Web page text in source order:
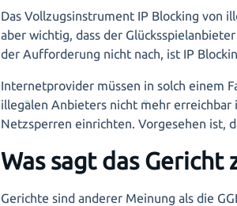
Das Vollzugsinstrument IP Blocking von
aber wichtig, dass der
der Aufforderung nicht nach, ist IP
Internetprovider müssen in solch einem
illegalen Anbieters nicht mehr
Netzsperren einrichten. Vorgesehen ist,
Was sagt das Gericht
Gerichte sind anderer Meinung als die